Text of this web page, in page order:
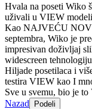
Hvala na poseti Wiko
uživali u VIEW
Kao NAJVEĆU
septembra, Wiko je
impresivan doživljaj
widescreen
Hiljade posetilaca i
testira VIEW kao I
Sve u svemu, bio je
Nazad
Podeli